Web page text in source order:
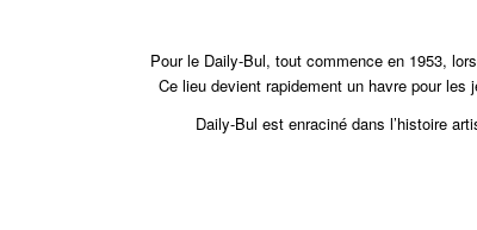
Pour le Daily-Bul, tout commence en 1953,
Ce lieu devient rapidement un havre pour les
Daily-Bul est enraciné dans l’histoire